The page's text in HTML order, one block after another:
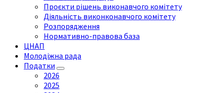
Проєкти рішень виконавчого комітету
Діяльність виконконавчого комітету
Розпорядження
Нормативно-правова база
ЦНАП
Молодіжна рада
Податки
2026
2025